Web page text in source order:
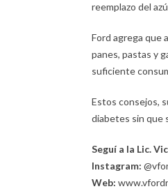
reemplazo del
Ford agrega que
panes, pastas y
suficiente
Estos consejos,
diabetes sin que
Seguí a la Lic.
Instagram:
Web: